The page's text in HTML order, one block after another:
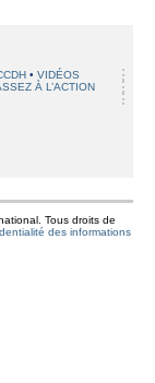
VIDÉOS
À L’ACTION
Tous droits de
des informations